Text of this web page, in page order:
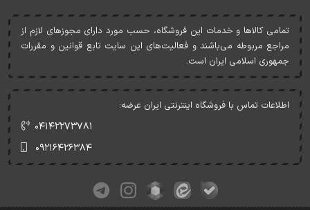
تمامی کالاها و خدمات اين فروشگاه، حسب مورد دارای مجوزهای لازم از
مراجع مربوطه می‌باشند و فعاليت‌های اين سايت تابع قوانين و مقررات
جمهوری اسلامی ايران است.
اطلاعات تماس با فروشگاه اینترنتی ایران عرضه:
۰۴۱۴۲۲۷۳۷۸۱
۰۹۲۱۶۴۲۶۳۸۴